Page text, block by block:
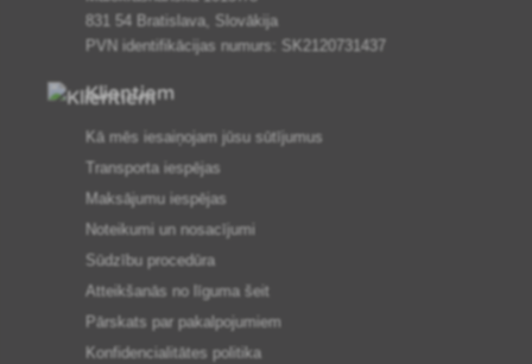
831 54 Bratislava, Slovākija
PVN identifikācijas numurs: SK2120731437
Klientiem
Kā mēs iesaiņojam jūsu sūtījumus
Transporta iespējas
Maksājumu iespējas
Noteikumi un nosacījumi
Sūdzību procedūra
Atteikšanās no līguma šeit
Pārskats par pakalpojumiem
Konfidencialitātes politika